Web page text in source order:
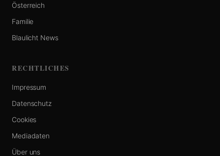
Österreich
Familie
Blaulicht News
RECHTLICHES
Impressum
Datenschutz
Cookies
Mediadaten
Über uns